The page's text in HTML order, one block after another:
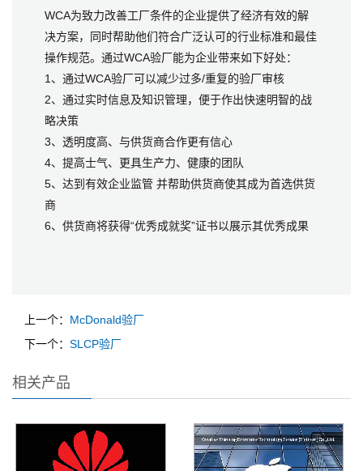
WCA为致力改善工厂条件的企业提供了经济有效的解
决方案，同时帮助他们符合广泛认可的行业标准和最佳
操作规范。通过WCA验厂能为企业带来如下好处：
1、通过WCA验厂可以减少过多/重复的验厂审核
2、通过实时信息及知识管理，便于作出快速明智的战
略决策
3、透明度高、与供货商合作更有信心
4、提高士气、更具生产力、健康的团队
5、达到有效企业监管 并帮助供货商使其成为首选供货
商
6、供货商将获得“优秀成就奖”证书以展示其优秀成果
上一个： McDonald验厂
下一个： SLCP验厂
相关产品